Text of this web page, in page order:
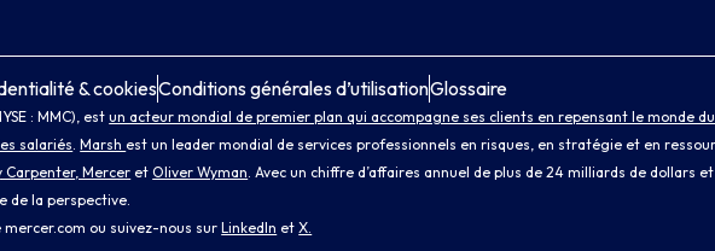
& cookiesConditions générales d’utilisationGlossaire
: MMC), estun acteur mondial de premier plan qui accompagne ses clients en repensant le monde
salariés .Marsh est un leader mondial de services professionnels en risques, en stratégie et en
Carpenter, Mercer etOliver Wyman . Avec un chiffre d’affaires annuel de plus de 24 milliards de
de la perspective.
mercer.com ou suivez-nous surLinkedIn etX.